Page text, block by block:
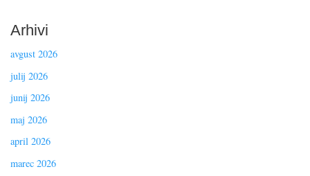
Arhivi
avgust 2026
julij 2026
junij 2026
maj 2026
april 2026
marec 2026